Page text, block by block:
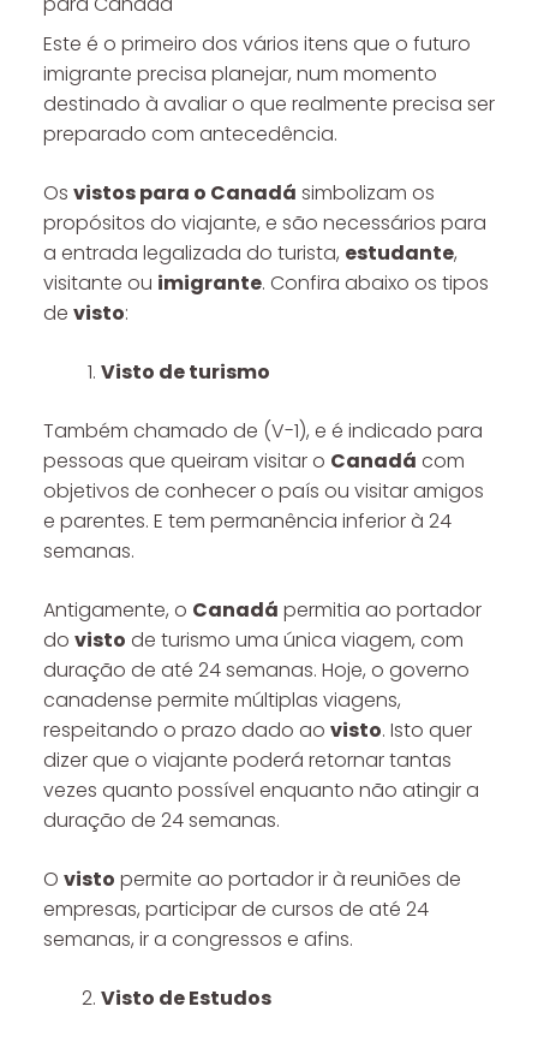
Este é o primeiro dos vários itens que o futuro
imigrante precisa planejar, num momento
destinado à avaliar o que realmente precisa ser
preparado com antecedência.
Os vistos para o Canadá simbolizam os
propósitos do viajante, e são necessários para
a entrada legalizada do turista, estudante,
visitante ou imigrante. Confira abaixo os tipos
de visto:
Visto de turismo
Também chamado de (V-1), e é indicado para
pessoas que queiram visitar o Canadá com
objetivos de conhecer o país ou visitar amigos
e parentes. E tem permanência inferior à 24
semanas.
Antigamente, o Canadá permitia ao portador
do visto de turismo uma única viagem, com
duração de até 24 semanas. Hoje, o governo
canadense permite múltiplas viagens,
respeitando o prazo dado ao visto. Isto quer
dizer que o viajante poderá retornar tantas
vezes quanto possível enquanto não atingir a
duração de 24 semanas.
O visto permite ao portador ir à reuniões de
empresas, participar de cursos de até 24
semanas, ir a congressos e afins.
Visto de Estudos